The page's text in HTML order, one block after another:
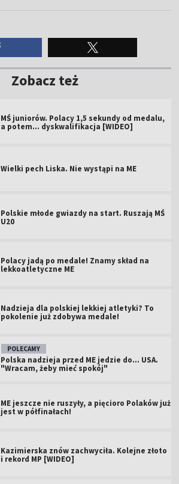
Zobacz też
MŚ juniorów. Polacy 1,5 sekundy od medalu,
a potem... dyskwalifikacja [WIDEO]
Wielki pech Liska. Nie wystąpi na ME
Polskie młode gwiazdy na start. Ruszają MŚ
U20
Polacy jadą po medale! Znamy skład na
lekkoatletyczne ME
Nadzieja dla polskiej lekkiej atletyki? To
pokolenie już zdobywa medale!
POLECAMY
Polska nadzieja przed ME jedzie do... USA.
"Wracam, żeby mieć spokój"
ME jeszcze nie ruszyły, a pięcioro Polaków już
jest w półfinałach!
Kazimierska znów zachwyciła. Kolejne złoto
i rekord MP [WIDEO]